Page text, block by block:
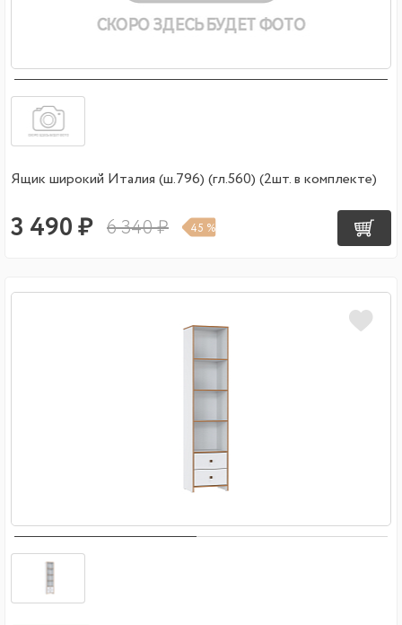
Ящик широкий Италия (ш.796) (гл.560) (2шт. в комплекте)
3 490 ₽ 6 340 ₽ 45 %